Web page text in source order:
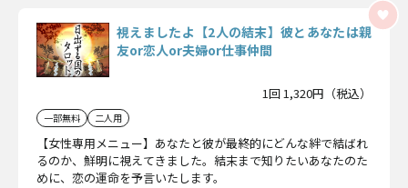
視えましたよ【2人の結末】彼とあなたは親
友or恋人or夫婦or仕事仲間
1回 1,320円（税込）
一部無料 二人用
【女性専用メニュー】あなたと彼が最終的にどんな絆で結ばれ
るのか、鮮明に視えてきました。結末まで知りたいあなたのた
めに、恋の運命を予言いたします。